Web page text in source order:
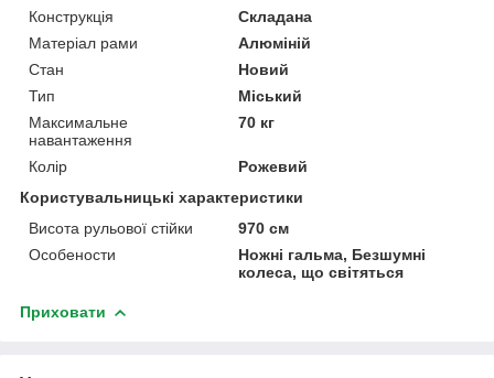
Конструкція
Складана
Матеріал рами
Алюміній
Стан
Новий
Тип
Міський
Максимальне
навантаження
70 кг
Колір
Рожевий
Користувальницькі характеристики
Висота рульової стійки
970 см
Особености
Ножні гальма, Безшумні
колеса, що світяться
Приховати